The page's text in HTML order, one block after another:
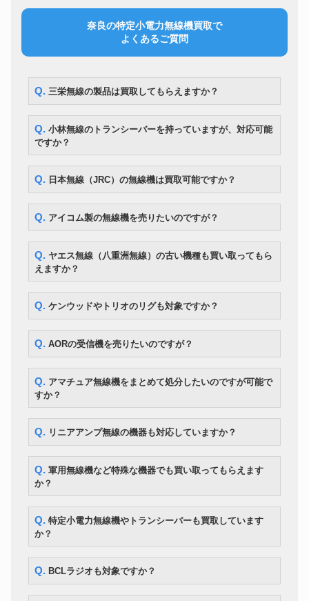
ープ
D-TECT200JP コンクリート探
モードレシーバー
TRIO(トリオ)
R-300 コミュニケーションレシ
ーバー
ALINKO(アルインコ)
DJ-DPS70 ハンディトランシー
奈良の特定小電力無線機買取で
よくあるご質問
Q. 三栄無線の製品は買取してもらえますか？
Q. 小林無線のトランシーバーを持っていますが、対応可能
ですか？
Q. 日本無線（JRC）の無線機は買取可能ですか？
Q. アイコム製の無線機を売りたいのですが？
Q. ヤエス無線（八重洲無線）の古い機種も買い取ってもら
えますか？
Q. ケンウッドやトリオのリグも対象ですか？
Q. AORの受信機を売りたいのですが？
Q. アマチュア無線機をまとめて処分したいのですが可能で
すか？
Q. リニアアンプ無線の機器も対応していますか？
Q. 軍用無線機など特殊な機器でも買い取ってもらえます
か？
Q. 特定小電力無線機やトランシーバーも買取しています
か？
Q. BCLラジオも対象ですか？